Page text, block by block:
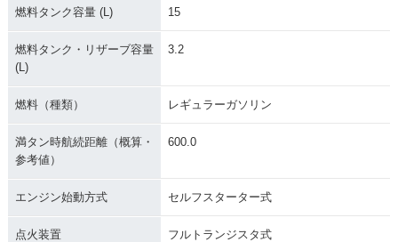
燃料タンク容量 (L) 15
燃料タンク・リザーブ容量
(L)
3.2
燃料（種類） レギュラーガソリン
満タン時航続距離（概算・
参考値）
600.0
エンジン始動方式 セルフスターター式
点火装置 フルトランジスタ式